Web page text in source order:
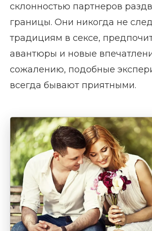
склонностью партнеров
границы. Они никогда не
традициям в сексе,
авантюры и новые
сожалению, подобные
всегда бывают приятными.